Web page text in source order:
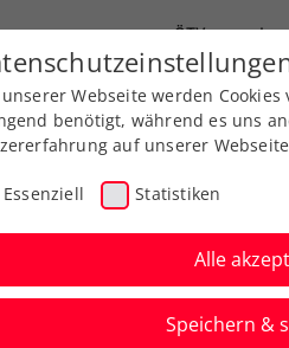
ÖTV
Ausbildung Services
Webseite werden
benötigt, während es uns
auf unserer
Essenziell Statistiken
Alle
Speichern &